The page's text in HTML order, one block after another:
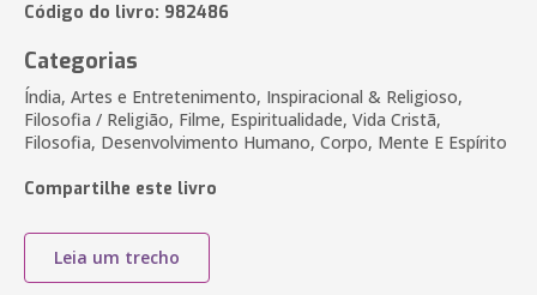
Código do livro: 982486
Categorias
Índia, Artes e Entretenimento, Inspiracional & Religioso,
Filosofia / Religião, Filme, Espiritualidade, Vida Cristã,
Filosofia, Desenvolvimento Humano, Corpo, Mente E Espírito
Compartilhe este livro
Leia um trecho